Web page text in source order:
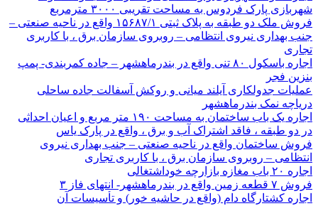
شهربازی پارک فردوس به مساحت تقریبی ۳۰۰۰ مترمربع
فروش ملک دو طبقه به پلاک ثبتی ۱۵۶۸۷/۱ واقع در ناحیه صنعتی –
جنب بهداری نیروی انتظامی – روبروی سازمان برق ، با کاربری
تجاری
اجاره باسکول ۸۰ تنی واقع در بندرماهشهر – جاده کمربندی- پمپ
بنزین فجر
عملیات جدولکاری آیلند میانی و روکش آسفالت جاده ساحلی
دریاچه نمک بندرماهشهر
اجاره یک باب ساختمان به مساحت ۱۹۰ متر مربع و اعیان احداثی
در دو طبقه ، فاقد اشتراک آب و برق ، واقع در پارک یاس
فروش ساختمان واقع در ناحیه صنعتی – جنب بهداری نیروی
انتظامی – روبروی سازمان برق ، با کاربری تجاری
اجاره ۲۰ باب مغازه بازارچه خوداشتغالی
فروش ۷ قطعه زمین واقع در بندرماهشهر- انتهای فاز ۳
اجاره کشتارگاه دام (واقع در حاشیه خور) و تأسیسات آن